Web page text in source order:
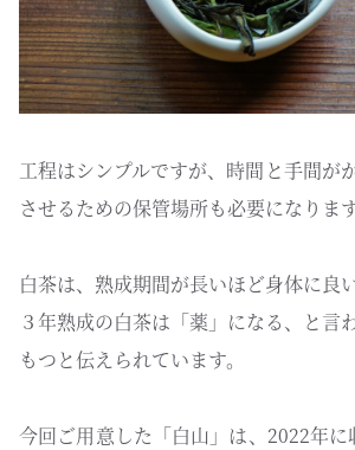
工程はシンプルですが、時間と手間が
させるための保管場所も必要になります
白茶は、熟成期間が長いほど身体に良
３年熟成の白茶は「薬」になる、と言
もつと伝えられています。
今回ご用意した「白山」は、2022年